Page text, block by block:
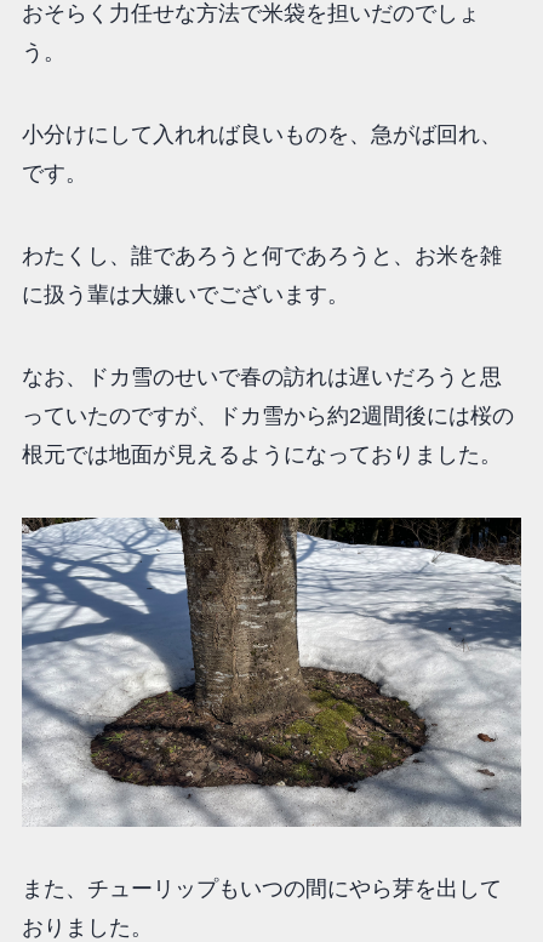
おそらく力任せな方法で米袋を担いだのでしょ
う。
小分けにして入れれば良いものを、急がば回れ、
です。
わたくし、誰であろうと何であろうと、お米を雑
に扱う輩は大嫌いでございます。
なお、ドカ雪のせいで春の訪れは遅いだろうと思
っていたのですが、ドカ雪から約2週間後には桜の
根元では地面が見えるようになっておりました。
また、チューリップもいつの間にやら芽を出して
おりました。